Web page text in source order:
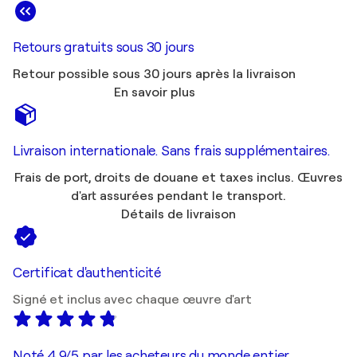
Retours gratuits sous 30 jours
Retour possible sous 30 jours après la livraison
En savoir plus
Livraison internationale. Sans frais supplémentaires.
Frais de port, droits de douane et taxes inclus. Œuvres
d'art assurées pendant le transport.
Détails de livraison
Certificat d'authenticité
Signé et inclus avec chaque œuvre d'art